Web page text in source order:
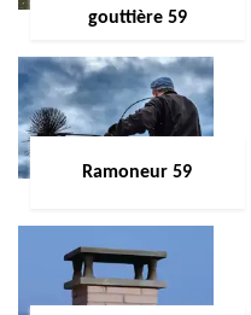
gouttière 59
Ramoneur 59